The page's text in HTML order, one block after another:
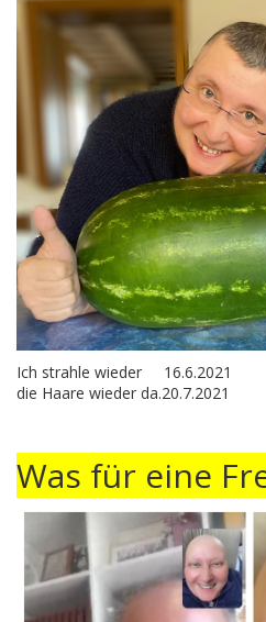
Ich strahle wieder
die Haare wieder da.20.7.2021
Was für eine